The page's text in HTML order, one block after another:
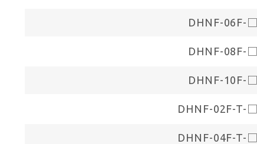
DHNF-06F-□
DHNF-08F-□
DHNF-10F-□
DHNF-02F-T-□
DHNF-04F-T-□